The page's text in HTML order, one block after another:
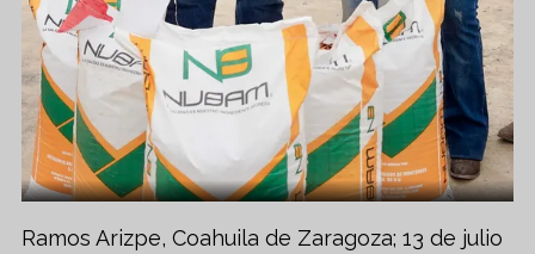
Ramos Arizpe, Coahuila de Zaragoza; 13 de julio